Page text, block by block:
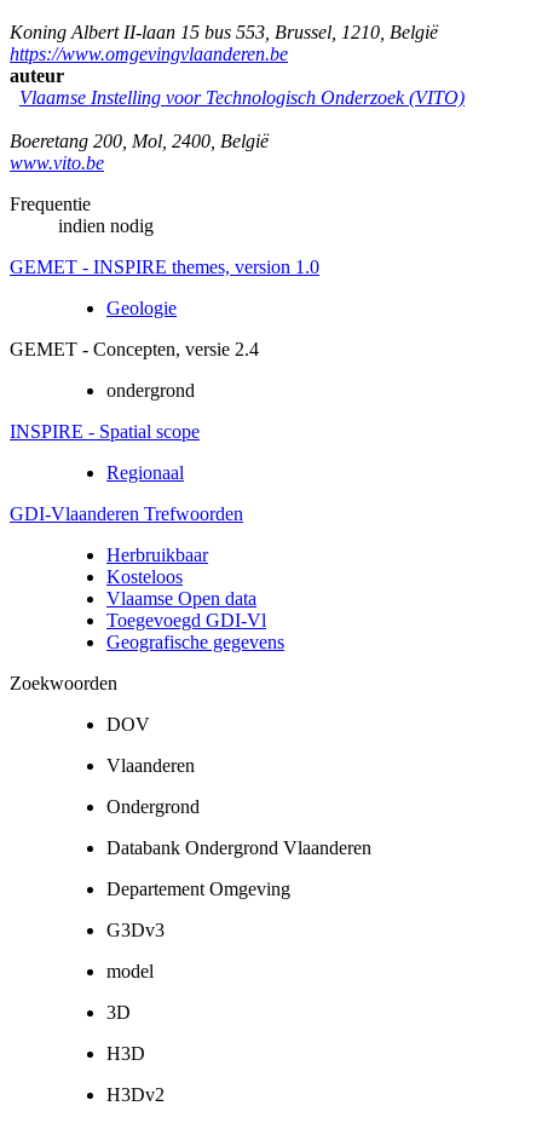
Koning Albert II-laan 15 bus 553 Brussel 1210 België
https://www.omgevingvlaanderen.be
auteur
Vlaamse Instelling voor Technologisch Onderzoek (VITO)
Boeretang 200 Mol 2400 België
www.vito.be
Frequentie
indien nodig
GEMET - INSPIRE themes, version 1.0
Geologie
GEMET - Concepten, versie 2.4
ondergrond
INSPIRE - Spatial scope
Regionaal
GDI-Vlaanderen Trefwoorden
Herbruikbaar
Kosteloos
Vlaamse Open data
Toegevoegd GDI-Vl
Geografische gegevens
Zoekwoorden
DOV
Vlaanderen
Ondergrond
Databank Ondergrond Vlaanderen
Departement Omgeving
G3Dv3
model
3D
H3D
H3Dv2